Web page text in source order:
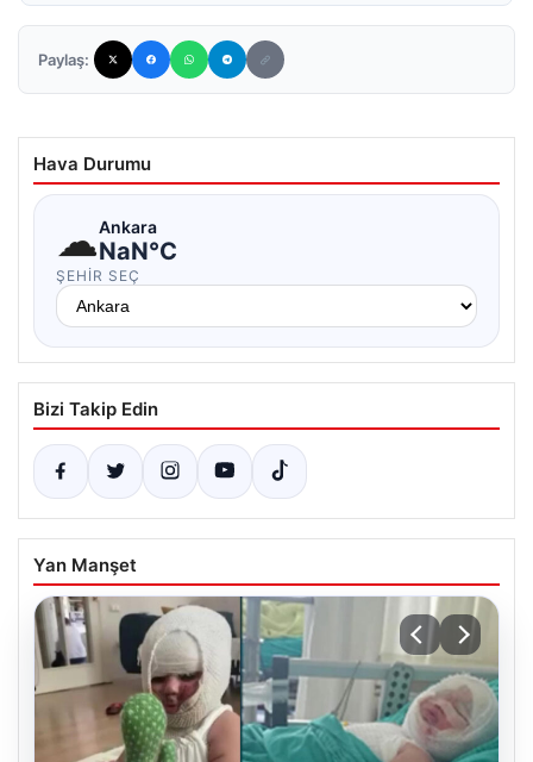
Paylaş:
Hava Durumu
☁Ankara
NaN°C
ŞEHIR SEÇ
Bizi Takip Edin
Yan Manşet